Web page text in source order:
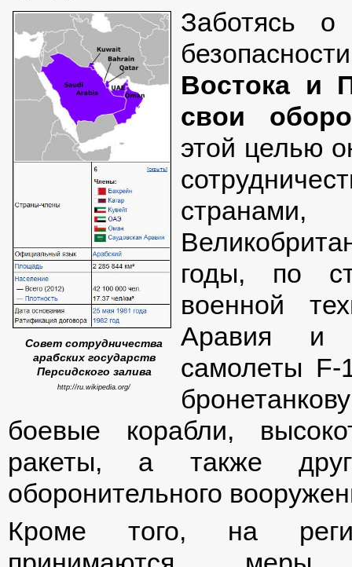
Совет сотрудничества
арабских государств
Персидского залива
http://ru.wikipedia.org/
Заботясь о
Востока и
свои
этой целью
годы, по
военной
Аравия и
самолеты
боевые корабли,
ракеты, а также
оборонительного
Кроме того, на